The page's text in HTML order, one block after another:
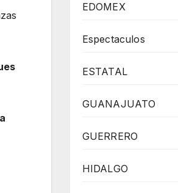
EDOMEX
Espectaculos
ESTATAL
GUANAJUATO
GUERRERO
HIDALGO